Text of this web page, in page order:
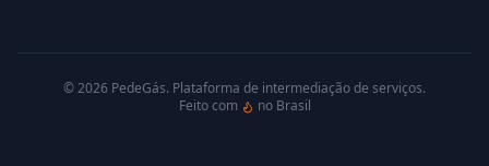
©2026 PedeGás. Plataforma de intermediação de serviços.
Feito com
no Brasil